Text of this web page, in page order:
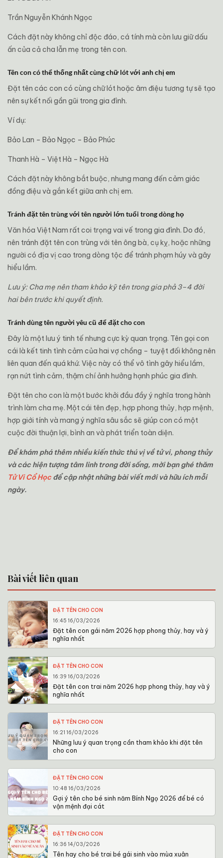
Trần Nguyễn Khánh Ngọc
Cách đặt này không chỉ độc đáo, cá tính mà còn lưu giữ dấu
ấn của cả cha lẫn mẹ trong tên con.
Tên con có thể thống nhất cùng chữ lót với anh chị em
Đặt tên các con có cùng chữ lót hoặc âm điệu tương tự sẽ tạo
nên sự kết nối gần gũi trong gia đình.
Ví dụ:
Bảo Lan – Bảo Ngọc – Bảo Phúc
Thanh Hà – Việt Hà – Ngọc Hà
Cách đặt này không bắt buộc, nhưng mang đến cảm giác
đồng điệu và gắn kết giữa anh chị em.
Tránh đặt tên trùng với tên người lớn tuổi trong dòng họ
Văn hóa Việt Nam rất coi trọng vai vế trong gia đình. Do đó,
nên tránh đặt tên con trùng với tên ông bà, cụ kỵ, hoặc những
người có địa vị cao trong dòng tộc để tránh phạm húy và gây
hiểu lầm.
Lưu ý: Cha mẹ nên tham khảo kỹ tên trong gia phả 3–4 đời
hai bên trước khi quyết định.
Tránh dùng tên người yêu cũ để đặt cho con
Đây là một lưu ý tinh tế nhưng cực kỳ quan trọng. Tên gọi con
cái là kết tinh tình cảm của hai vợ chồng – tuyệt đối không nên
liên quan đến quá khứ. Việc này có thể vô tình gây hiểu lầm,
rạn nứt tình cảm, thậm chí ảnh hưởng hạnh phúc gia đình.
Đặt tên cho con là một bước khởi đầu đầy ý nghĩa trong hành
trình làm cha mẹ. Một cái tên đẹp, hợp phong thủy, hợp mệnh,
hợp giới tính và mang ý nghĩa sâu sắc sẽ giúp con có một
cuộc đời thuận lợi, bình an và phát triển toàn diện.
Để khám phá thêm nhiều kiến thức thú vị về tử vi, phong thủy
và các hiện tượng tâm linh trong đời sống, mời bạn ghé thăm
Tử Vi Cổ Học để cập nhật những bài viết mới và hữu ích mỗi
ngày.
Bài viết liên quan
ĐẶT TÊN CHO CON
16:45 16/03/2026
Đặt tên con gái năm 2026 hợp phong thủy, hay và ý
nghĩa nhất
ĐẶT TÊN CHO CON
16:39 16/03/2026
Đặt tên con trai năm 2026 hợp phong thủy, hay và ý
nghĩa nhất
ĐẶT TÊN CHO CON
16:21 16/03/2026
Những lưu ý quan trọng cần tham khảo khi đặt tên
cho con
ĐẶT TÊN CHO CON
10:48 16/03/2026
Gợi ý tên cho bé sinh năm Bính Ngọ 2026 để bé có
vận mệnh đại cát
ĐẶT TÊN CHO CON
16:36 14/03/2026
Tên hay cho bé trai bé gái sinh vào mùa xuân